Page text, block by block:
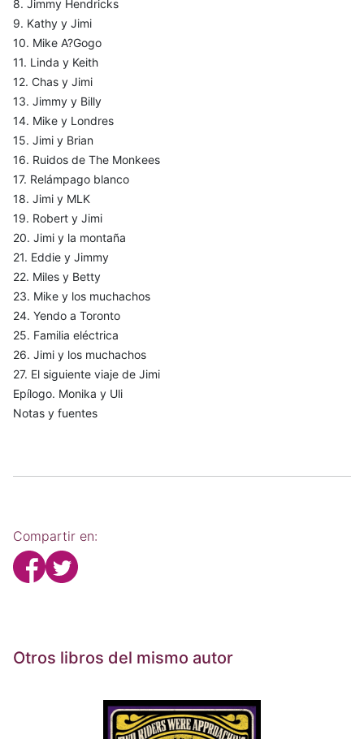
8. Jimmy Hendricks
9. Kathy y Jimi
10. Mike A?Gogo
11. Linda y Keith
12. Chas y Jimi
13. Jimmy y Billy
14. Mike y Londres
15. Jimi y Brian
16. Ruidos de The Monkees
17. Relámpago blanco
18. Jimi y MLK
19. Robert y Jimi
20. Jimi y la montaña
21. Eddie y Jimmy
22. Miles y Betty
23. Mike y los muchachos
24. Yendo a Toronto
25. Familia eléctrica
26. Jimi y los muchachos
27. El siguiente viaje de Jimi
Epílogo. Monika y Uli
Notas y fuentes
Compartir en:
Otros libros del mismo autor